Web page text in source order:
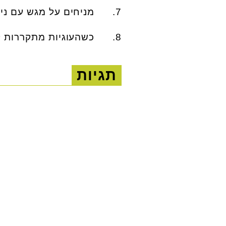
7. מניחים על מגש עם נייר אפייה ואופים ב- 150 מעלות כ- 15-20 דקות.
8. כשהעוגיות מתקררות לאחסן בכלי יבש ואטום
תגיות